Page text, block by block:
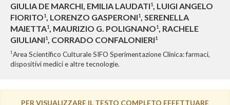
GIULIA DE MARCHI, EMILIA LAUDATI1, LUIGI ANGELO
FIORITO1, LORENZO GASPERONI1, SERENELLA
MAIETTA1, MAURIZIO G. POLIGNANO1, RACHELE
GIULIANI1, CORRADO CONFALONIERI1
1Area Scientifico Culturale SIFO Sperimentazione Clinica: farmaci,
dispositivi medici e altre tecnologie.
PER VISUALIZZARE IL TESTO COMPLETO EFFETTUARE